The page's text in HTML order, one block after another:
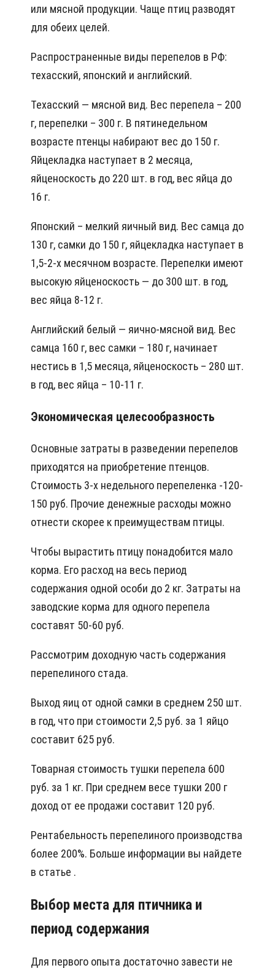
или мясной продукции. Чаще птиц разводят
для обеих целей.
Распространенные виды перепелов в РФ:
техасский, японский и английский.
Техасский — мясной вид. Вес перепела – 200
г, перепелки – 300 г. В пятинедельном
возрасте птенцы набирают вес до 150 г.
Яйцекладка наступает в 2 месяца,
яйценоскость до 220 шт. в год, вес яйца до
16 г.
Японский – мелкий яичный вид. Вес самца до
130 г, самки до 150 г, яйцекладка наступает в
1,5-2-х месячном возрасте. Перепелки имеют
высокую яйценоскость — до 300 шт. в год,
вес яйца 8-12 г.
Английский белый — яично-мясной вид. Вес
самца 160 г, вес самки – 180 г, начинает
нестись в 1,5 месяца, яйценоскость – 280 шт.
в год, вес яйца – 10-11 г.
Экономическая целесообразность
Основные затраты в разведении перепелов
приходятся на приобретение птенцов.
Стоимость 3-х недельного перепеленка -120-
150 руб. Прочие денежные расходы можно
отнести скорее к преимуществам птицы.
Чтобы вырастить птицу понадобится мало
корма. Его расход на весь период
содержания одной особи до 2 кг. Затраты на
заводские корма для одного перепела
составят 50-60 руб.
Рассмотрим доходную часть содержания
перепелиного стада.
Выход яиц от одной самки в среднем 250 шт.
в год, что при стоимости 2,5 руб. за 1 яйцо
составит 625 руб.
Товарная стоимость тушки перепела 600
руб. за 1 кг. При среднем весе тушки 200 г
доход от ее продажи составит 120 руб.
Рентабельность перепелиного производства
более 200%. Больше информации вы найдете
в статье .
Выбор места для птичника и
период содержания
Для первого опыта достаточно завести не